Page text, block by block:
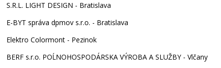
S.R.L. LIGHT DESIGN - Bratislava
E-BYT správa dpmov s.r.o. - Bratislava
Elektro Colormont - Pezinok
BERF s.r.o. POĹNOHOSPODÁRSKA VÝROBA A SLUŽBY - Vlčany